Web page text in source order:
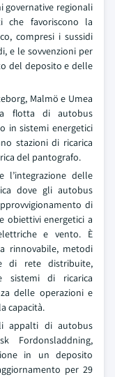
governative regionali
che favoriscono la
compresi i sussidi
e le sovvenzioni per
del deposito e delle
Malmö e Umea
flotta di autobus
in sistemi energetici
stazioni di ricarica
del pantografo.
l’integrazione delle
dove gli autobus
di
obiettivi energetici a
e vento. È
rinnovabile, metodi
di rete distribuite,
sistemi di ricarica
delle operazioni e
capacità.
appalti di autobus
Fordonsladdning,
in un deposito
per 29